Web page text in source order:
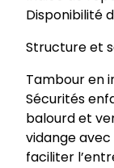
Disponibilité
Structure et
Tambour en
Sécurités
balourd et
vidange
faciliter